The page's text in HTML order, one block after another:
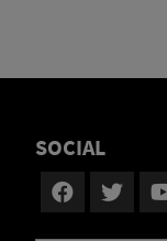
SOCIAL